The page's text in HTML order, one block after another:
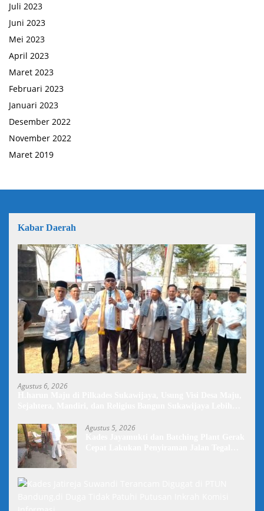
Juli 2023
Juni 2023
Mei 2023
April 2023
Maret 2023
Februari 2023
Januari 2023
Desember 2022
November 2022
Maret 2019
Kabar Daerah
Agustus 6, 2026
Agustus 5, 2026